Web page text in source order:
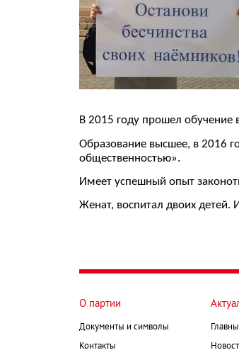
В 2015 году прошел
Образование высшее, в 2016
общественностью».
Имеет успешный опыт
Женат, воспитал двоих детей.
О партии
Документы и символы
Контакты